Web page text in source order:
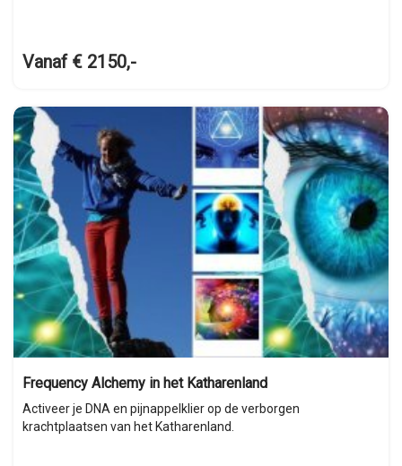
Vanaf € 2150,-
Frequency Alchemy in het Katharenland
Activeer je DNA en pijnappelklier op de verborgen
krachtplaatsen van het Katharenland.